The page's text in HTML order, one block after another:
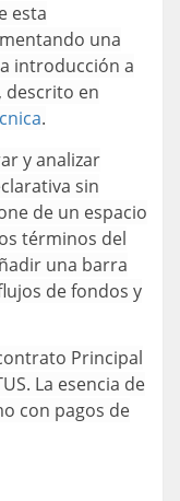
esta
una
introducción a
descrito en
.
y analizar
sin
de un espacio
términos del
una barra
de fondos y
Principal
La esencia de
con pagos de